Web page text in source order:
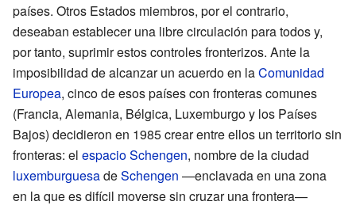
países. Otros Estados miembros, por el contrario,
deseaban establecer una libre circulación para todos y,
por tanto, suprimir estos controles fronterizos. Ante la
imposibilidad de alcanzar un acuerdo en laComunidad
Europea, cinco de esos países con fronteras comunes
(Francia, Alemania, Bélgica, Luxemburgo y los Países
Bajos) decidieron en 1985 crear entre ellos un territorio sin
fronteras: el espacio Schengen, nombre de la ciudad
luxemburguesadeSchengen —enclavada en una zona
en la que es difícil moverse sin cruzar una frontera—